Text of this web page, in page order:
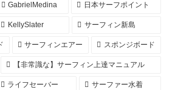
GabrielMedina 日本サーフポイント
KellySlater サーフィン新島
サーフィンエアー スポンジボード
【非常識な】サーフィン上達マニュアル
ライフセーバー サーファー水着